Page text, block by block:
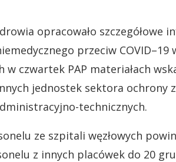
opracowało szczegółowe
przeciw COVID–19
w czwartek PAP materiałach
jednostek sektora
technicznych.
ze szpitali węzłowych
z innych placówek do 20